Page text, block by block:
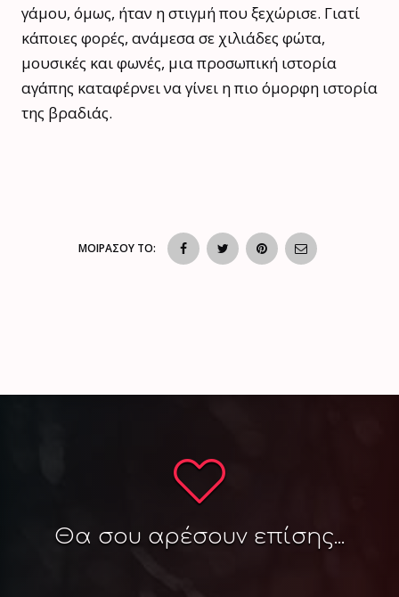
γάμου, όμως, ήταν η στιγμή που ξεχώρισε. Γιατί
κάποιες φορές, ανάμεσα σε χιλιάδες φώτα,
μουσικές και φωνές, μια προσωπική ιστορία
αγάπης καταφέρνει να γίνει η πιο όμορφη ιστορία
της βραδιάς.
ΜΟΙΡΑΣΟΥ ΤΟ:
Θα σου αρέσουν επίσης...